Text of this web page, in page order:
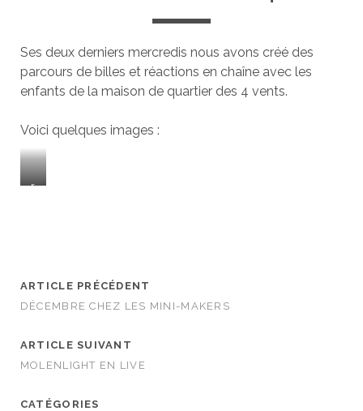
Ses deux derniers mercredis nous avons créé des
parcours de billes et réactions en chaîne avec les
enfants de la maison de quartier des 4 vents.
Voici quelques images :
r
ARTICLE PRÉCÉDENT
DÉCEMBRE CHEZ LES MINI-MAKERS
ARTICLE SUIVANT
MOLENLIGHT EN LIVE
CATÉGORIES